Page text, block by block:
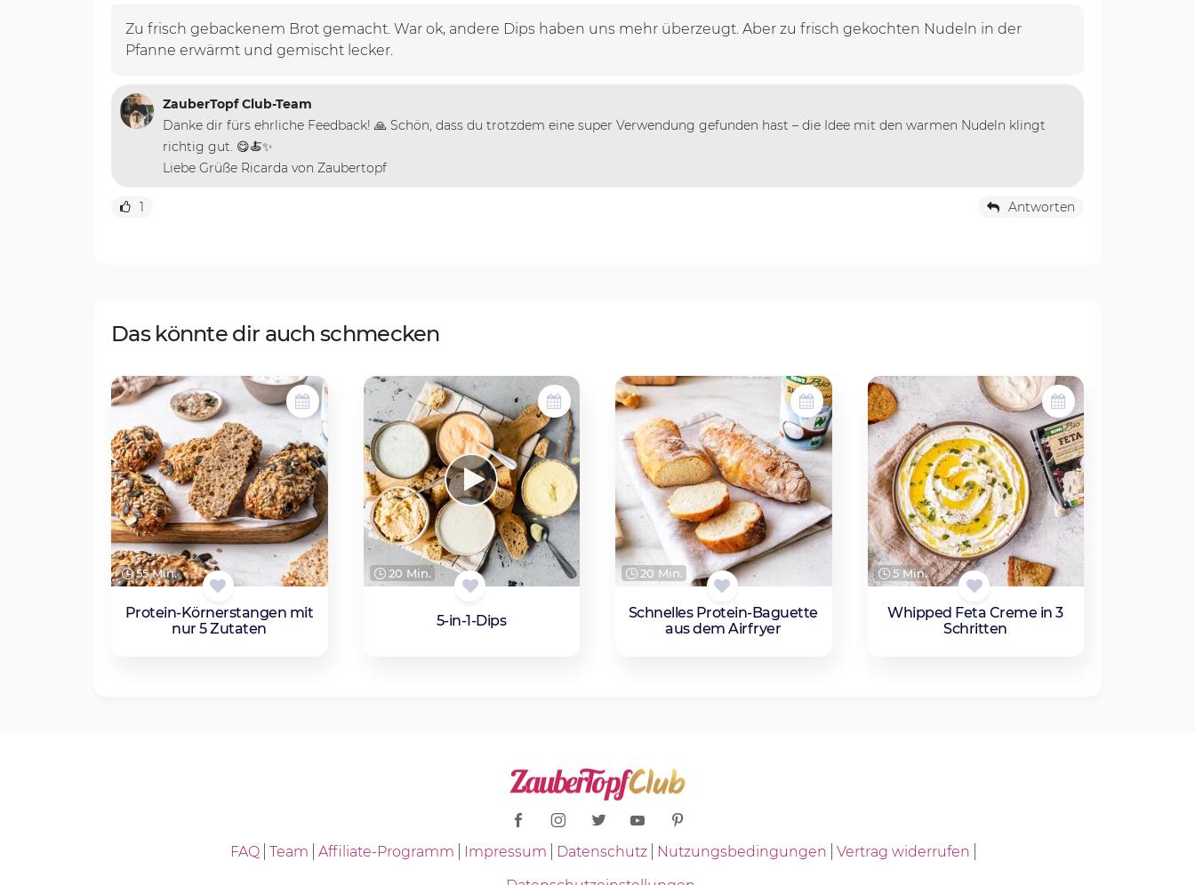
Zu frisch gebackenem Brot gemacht. War ok, andere Dips haben uns mehr überzeugt. Aber zu frisch gekochten Nudeln in der
Pfanne erwärmt und gemischt lecker.
ZauberTopf Club-Team
Danke dir fürs ehrliche Feedback! 🙏 Schön, dass du trotzdem eine super Verwendung gefunden hast – die Idee mit den warmen Nudeln klingt
richtig gut. 😋🍝✨
Liebe Grüße Ricarda von Zaubertopf
1 Antworten
Das könnte dir auch schmecken
55 Min.
Protein-Körnerstangen mit
nur 5 Zutaten
20 Min.
5-in-1-Dips
20 Min.
Schnelles Protein-Baguette
aus dem Airfryer
5 Min.
Whipped Feta Creme in 3
Schritten
FAQ Team Affiliate-Programm Impressum Datenschutz Nutzungsbedingungen
Vertrag widerrufen